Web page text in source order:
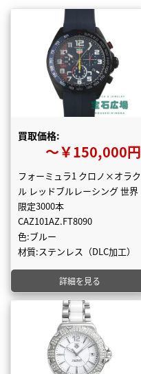
買取価格:
〜￥150,000円
フォーミュラ1 クロノ×オラク
ル レッドブルレーシング 世界
限定3000本
CAZ101AZ.FT8090
色:ブルー
材質:ステンレス（DLC加工）
詳細を見る